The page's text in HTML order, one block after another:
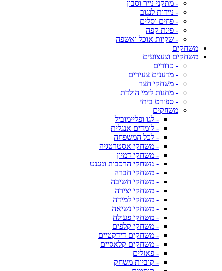
- מתקני נייר וסבון
- ניירות לנגוב
- פחים וסלים
- פינת קפה
- שקיות אוכל ואשפה
משחקים
משחקים וצעצועים
- כדורים
- מדענים צעירים
- משחקי חצר
- מתנות לימי הולדת
- ספורט ביתי
משחקים
- לגו ופליימוביל
- לומדים אנגלית
- לכל המשפחה
- משחקי אסטרטגיה
- משחקי דמיון
- משחקי הרכבות ומגנט
- משחקי חברה
- משחקי חשיבה
- משחקי יצירה
- משחקי למידה
- משחקי נשיאה
- משחקי פעולה
- משחקי קלפים
- משחקים דידקטיים
- משחקים קלאסיים
- פאזלים
- קוביות משחק